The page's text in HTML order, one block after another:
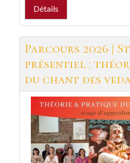
Détails
Parcours 2026 |
présentiel :
du chant des